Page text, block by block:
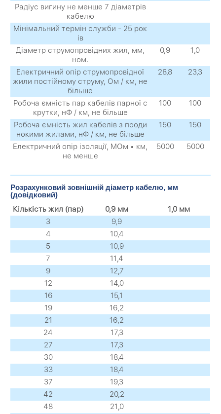
Радіус вигину не менше 7 діаметрів
кабелю
Мінімальний термін служби - 25 рок
ів
Діаметр струмопровідних жил, мм,
ном.
0,9 1,0
Електричний опір струмопровідної
жили постійному струму, Ом / км, не
більше
28,8 23,3
Робоча ємність пар кабелів парної с
крутки, нФ / км, не більше
100 100
Робоча ємність жил кабелів з пооди
нокими жилами, нФ / км, не більше
150 150
Електричний опір ізоляції, МОм • км,
не менше
5000 5000
Розрахунковий зовнішній діаметр кабелю, мм
(довідковий)
Кількість жил (пар) 0,9 мм
1,0 мм
3
9,9
4
10,4
5
10,9
7
11,4
9
12,7
12
14,0
16
15,1
19
16,2
21
16,2
24
17,3
27
17,3
30
18,4
33
18,4
37
19,3
42
20,2
48
21,0